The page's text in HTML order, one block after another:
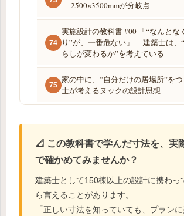
― 2500×3500mmが分岐点
74
実施設計の教科書 #00 「“なんとな
り”が、一番危ない」― 建築士は、
らしが変わるか”を考えている
75
家の中に、”自分だけの居場所”を
士が考えるヌックの設計思想
📐 この教科書で学んだ寸法を、実
で確かめてみませんか？
建築士として150棟以上の設計に携わっ
ら言えることがあります。
「正しい寸法を知っていても、プラン